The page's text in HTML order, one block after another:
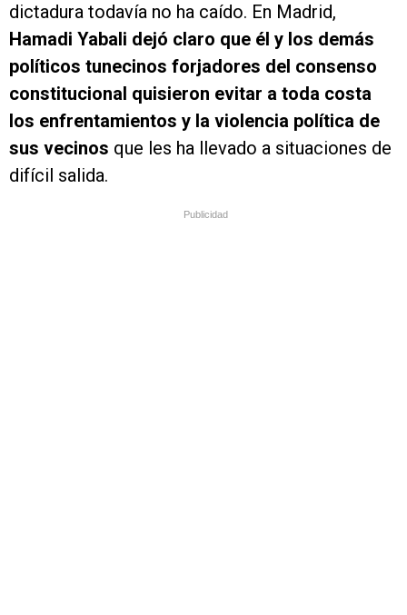
dictadura todavía no ha caído. En Madrid,
Hamadi Yabali dejó claro que él y los demás
políticos tunecinos forjadores del consenso
constitucional quisieron evitar a toda costa
los enfrentamientos y la violencia política de
sus vecinos que les ha llevado a situaciones de
difícil salida.
Publicidad